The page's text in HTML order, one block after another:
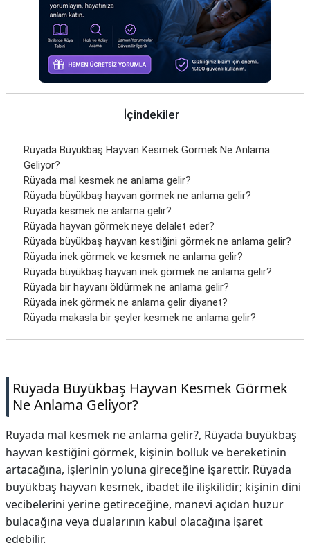
İletişim
İçindekiler
Rüyada Büyükbaş Hayvan Kesmek Görmek Ne Anlama
Geliyor?
Rüyada mal kesmek ne anlama gelir?
Rüyada büyükbaş hayvan görmek ne anlama gelir?
Rüyada kesmek ne anlama gelir?
Rüyada hayvan görmek neye delalet eder?
Rüyada büyükbaş hayvan kestiğini görmek ne anlama gelir?
Rüyada inek görmek ve kesmek ne anlama gelir?
Rüyada büyükbaş hayvan inek görmek ne anlama gelir?
Rüyada bir hayvanı öldürmek ne anlama gelir?
Rüyada inek görmek ne anlama gelir diyanet?
Rüyada makasla bir şeyler kesmek ne anlama gelir?
Rüyada Büyükbaş Hayvan Kesmek Görmek
Ne Anlama Geliyor?
Rüyada mal kesmek ne anlama gelir?, Rüyada büyükbaş
hayvan kestiğini görmek, kişinin bolluk ve bereketinin
artacağına, işlerinin yoluna gireceğine işarettir. Rüyada
büyükbaş hayvan kesmek, ibadet ile ilişkilidir; kişinin dini
vecibelerini yerine getireceğine, manevi açıdan huzur
bulacağına veya dualarının kabul olacağına işaret
edebilir.